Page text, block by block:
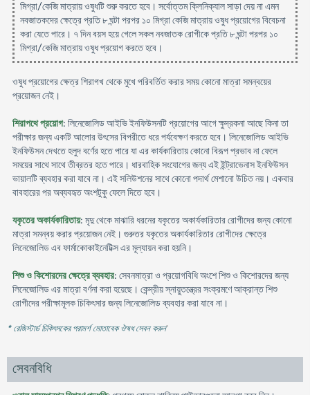
মিগ্রা/কেজি মাত্রায় ওষুধটি শুরু করতে হবে। সর্বোত্তম ক্লিনিক্যাল সাড়া দেয় না এমন
নবজাতকদের ক্ষেত্রে প্রতি ৮ ঘন্টা পরপর ১০ মিগ্রা কেজি মাত্রায় ওষুধ প্রয়োগের বিবেচনা
করা যেতে পারে। ৭ দিন বয়স হয়ে গেলে সকল নবজাতক রোগীকে প্রতি ৮ ঘন্টা পরপর ১০
মিগ্রা/কেজি মাত্রায় ওষুধ প্রয়োগ করতে হবে।
ওষুধ প্রয়োগের ক্ষেত্র শিরাগখ থেকে মুখে পরিবর্তিত করার সময় কোনো মাত্রা সমন্বয়ের
প্রয়োজন নেই।
শিরাপথে প্রয়োগ: লিনেজোলিড আইভি ইনফিউসনটি প্রয়োগের আগে ক্ষুদ্রকনা আছে কিনা তা
পরীক্ষার জন্য একটি আলোর উৎসের বিপরীতে ধরে পর্যবেক্ষণ করতে হবে। লিনেজোলিড আইভি
ইনফিউসন দেখতে হলুদ বর্ণের হতে পারে যা এর কার্যকারিতায় কোনো বিরূপ প্রভাব না ফেলে
সময়ের সাথে সাথে তীব্রতর হতে পারে। ধারবাহিক সংযোগের জন্য এই ইন্ট্রাভেনাস ইনফিউসন
ভায়ালটি ব্যবহার করা যাবে না। এই সলিউশনের সাথে কোনো পদার্থ মেশানো উচিত নয়। একবার
বাবহারের পর অব্যবহৃত অংশটুকু ফেলে দিতে হবে।
যকৃতের অকার্যকারিতায়: মৃদু থেকে মাঝারি ধরনের যকৃতের অকার্যকারিতার রোগীদের জন্য কোনো
মাত্রা সমন্বয় করার প্রয়োজন নেই। গুরুতর যকৃতের অকার্যকারিতার রোগীদের ক্ষেত্রে
লিনেজোলিড এব ফার্মাকোকাইনেটিক্স এর মূল্যায়ন করা হয়নি।
শিশু ও কিশোরদের ক্ষেত্রে ব্যবহার: সেবনমাত্রা ও প্রয়োগবিধি অংশে শিশু ও কিশোরদের জন্য
লিনেজোলিড এর মাত্রা বর্ণনা করা হয়েছে। কেন্দ্রীয় স্নায়ুতন্ত্রের সংক্রমণে আক্রান্ত শিশু
রোগীদের পরীক্ষামূলক চিকিৎসার জন্য লিনেজোলিড ব্যবহার করা যাবে না।
* রেজিস্টার্ড চিকিৎসকের পরামর্শ মোতাবেক ঔষধ সেবন করুন'
সেবনবিধি